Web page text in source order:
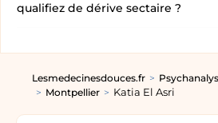
qualifiez de dérive sectaire ?
Lesmedecinesdouces.fr
Montpellier
Katia El Asri